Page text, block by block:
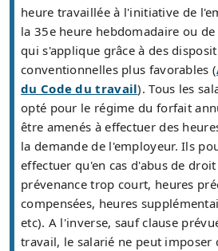
heure travaillée à l'initiative de
la 35e heure hebdomadaire ou
qui s'applique grâce à des
conventionnelles plus favorables (
du Code du travail). Tous les
opté pour le régime du forfait
être amenés à effectuer des
la demande de l'employeur. Ils
effectuer qu'en cas d'abus de
prévenance trop court, heures
compensées, heures
etc). A l'inverse, sauf clause
travail, le salarié ne peut imposer